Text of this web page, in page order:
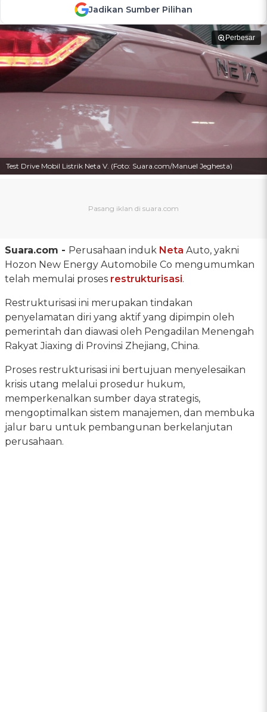
Jadikan Sumber Pilihan
Perbesar
Test Drive Mobil Listrik Neta V. (Foto: Suara.com/Manuel Jeghesta)
Suara.com - Perusahaan induk Neta Auto, yakni
Hozon New Energy Automobile Co mengumumkan
telah memulai proses restrukturisasi.
Restrukturisasi ini merupakan tindakan
penyelamatan diri yang aktif yang dipimpin oleh
pemerintah dan diawasi oleh Pengadilan Menengah
Rakyat Jiaxing di Provinsi Zhejiang, China.
Proses restrukturisasi ini bertujuan menyelesaikan
krisis utang melalui prosedur hukum,
memperkenalkan sumber daya strategis,
mengoptimalkan sistem manajemen, dan membuka
jalur baru untuk pembangunan berkelanjutan
perusahaan.